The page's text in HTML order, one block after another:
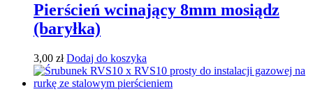
Pierścień wcinający 8mm mosiądz
(baryłka)
3,00 zł Dodaj do koszyka